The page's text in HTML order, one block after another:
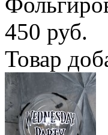
450 руб.
Товар